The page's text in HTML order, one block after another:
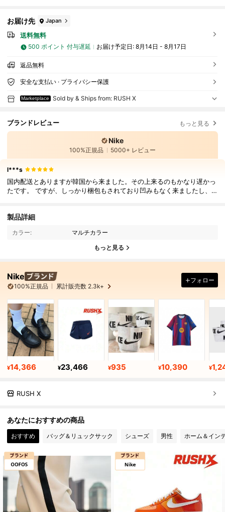
お届け先 Japan
送料無料
500 ポイント 付与遅延 お届け予定日: 8月14日 - 8月17日
返品無料
安全な支払い · プライバシー保護
Marketplace Sold by & Ships from: RUSH X
ブランドレビュー もっと見る
Nike
100%正規品 5000+ レビュー
l***s
国内配送とありますが韓国から来ました。その上来るのもかなり遅かっ
たです。 ですが、しっかり梱包もされており凹みもなく来ましたし、
製品詳細
カラー: マルチカラー
もっと見る
Nike
100%正規品 累計販売数 2.3k+
フォロー
¥14,366 ¥23,466 ¥935 ¥10,390 ¥
RUSH X
あなたにおすすめの商品
おすすめ バッグ＆リュックサック シューズ 男性 ホーム＆イン